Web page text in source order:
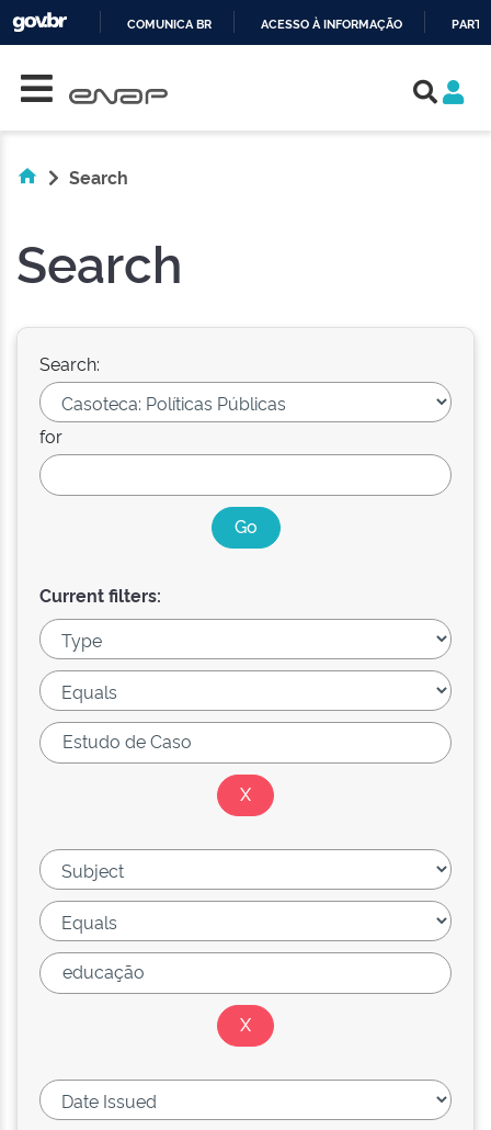
COMUNICA BR ACESSO À INFORMAÇÃO
Search
Search
Search:
for
Current filters: